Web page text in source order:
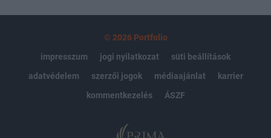
© 2026 Portfolio
impresszum
jogi nyilatkozat
süti beállítások
adatvédelem
szerzői jogok médiaajánlat
karrier
kommentkezelés
ÁSZF